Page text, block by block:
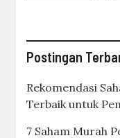
Postingan
Rekomendasi
Terbaik untuk
7 Saham Murah